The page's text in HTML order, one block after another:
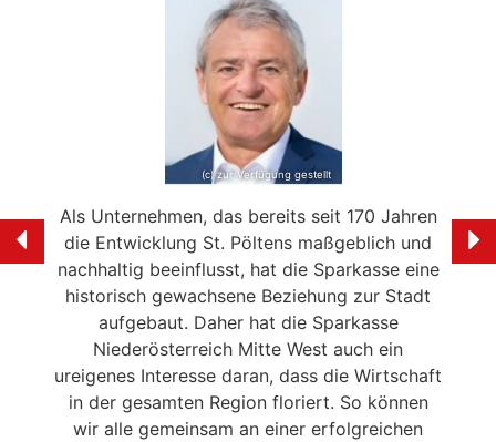
Als Unternehmen, das bereits seit 170 Jahren
die Entwicklung St. Pöltens maßgeblich und
nachhaltig beeinflusst, hat die Sparkasse eine
historisch gewachsene Beziehung zur Stadt
aufgebaut. Daher hat die Sparkasse
Niederösterreich Mitte West auch ein
ureigenes Interesse daran, dass die Wirtschaft
in der gesamten Region floriert. So können
wir alle gemeinsam an einer erfolgreichen
(c) zur Verfügung gestellt
Ich